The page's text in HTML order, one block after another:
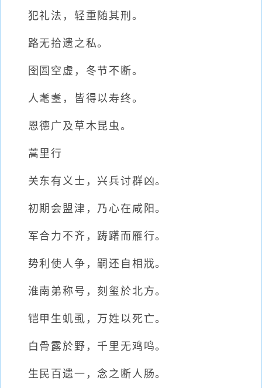
犯礼法，轻重随其刑。
路无拾遗之私。
囹圄空虚，冬节不断。
人耄耋，皆得以寿终。
恩德广及草木昆虫。
蒿里行
关东有义士，兴兵讨群凶。
初期会盟津，乃心在咸阳。
军合力不齐，踌躇而雁行。
势利使人争，嗣还自相戕。
淮南弟称号，刻玺於北方。
铠甲生虮虱，万姓以死亡。
白骨露於野，千里无鸡鸣。
生民百遗一，念之断人肠。